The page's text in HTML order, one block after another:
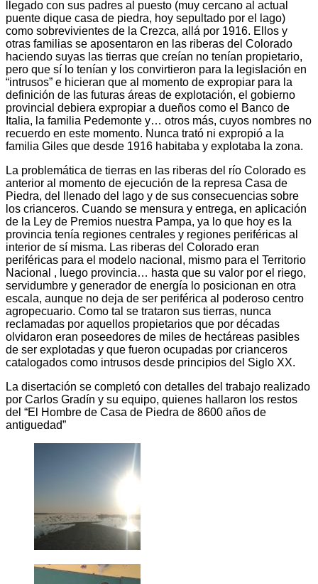
llegado con sus padres al puesto (muy cercano al actual
puente dique casa de piedra, hoy sepultado por el lago)
como sobrevivientes de la Crezca, allá por 1916. Ellos y
otras familias se aposentaron en las riberas del Colorado
haciendo suyas las tierras que creían no tenían propietario,
pero que sí lo tenían y los convirtieron para la legislación en
“intrusos” e hicieran que al momento de expropiar para la
definición de las futuras áreas de explotación, el gobierno
provincial debiera expropiar a dueños como el Banco de
Italia, la familia Pedemonte y… otros más, cuyos nombres no
recuerdo en este momento. Nunca trató ni expropió a la
familia Giles que desde 1916 habitaba y explotaba la zona.
La problemática de tierras en las riberas del río Colorado es
anterior al momento de ejecución de la represa Casa de
Piedra, del llenado del lago y de sus consecuencias sobre
los crianceros. Cuando se mensura y entrega, en aplicación
de la Ley de Premios nuestra Pampa, ya lo que hoy es la
provincia tenía regiones centrales y regiones periféricas al
interior de sí misma. Las riberas del Colorado eran
periféricas para el modelo nacional, mismo para el Territorio
Nacional , luego provincia… hasta que su valor por el riego,
servidumbre y generador de energía lo posicionan en otra
escala, aunque no deja de ser periférica al poderoso centro
agropecuario. Como tal se trataron sus tierras, nunca
reclamadas por aquellos propietarios que por décadas
olvidaron eran poseedores de miles de hectáreas pasibles
de ser explotadas y que fueron ocupadas por crianceros
catalogados como intrusos desde principios del Siglo XX.
La disertación se completó con detalles del trabajo realizado
por Carlos Gradín y su equipo, quienes hallaron los restos
del “El Hombre de Casa de Piedra de 8600 años de
antiguedad”